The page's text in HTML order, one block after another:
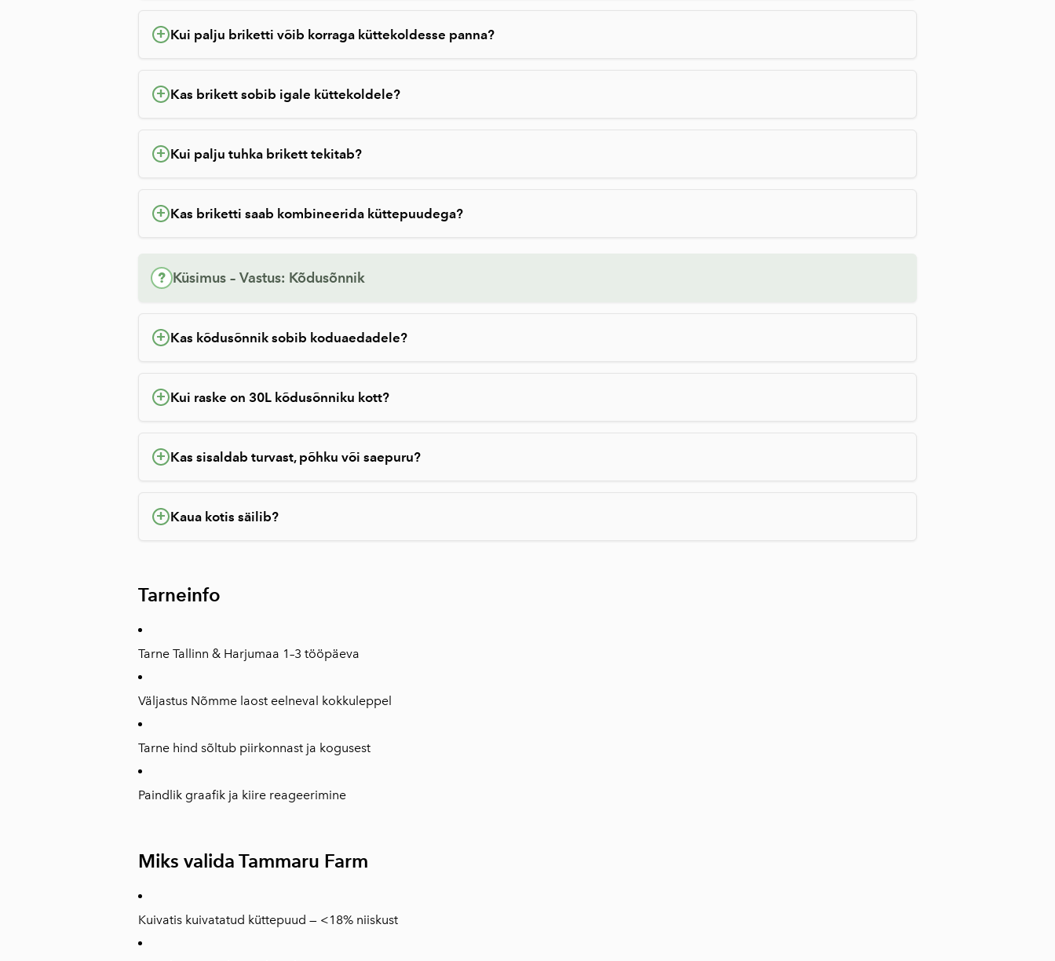
+ Kui palju briketti võib korraga küttekoldesse panna?
+ Kas brikett sobib igale küttekoldele?
+ Kui palju tuhka brikett tekitab?
+ Kas briketti saab kombineerida küttepuudega?
? Küsimus – Vastus: Kõdusõnnik
+ Kas kõdusõnnik sobib koduaedadele?
+ Kui raske on 30L kõdusõnniku kott?
+ Kas sisaldab turvast, põhku või saepuru?
+ Kaua kotis säilib?
Tarneinfo
Tarne Tallinn & Harjumaa 1–3 tööpäeva
Väljastus Nõmme laost eelneval kokkuleppel
Tarne hind sõltub piirkonnast ja kogusest
Paindlik graafik ja kiire reageerimine
Miks valida Tammaru Farm
Kuivatis kuivatatud küttepuud — <18% niiskust